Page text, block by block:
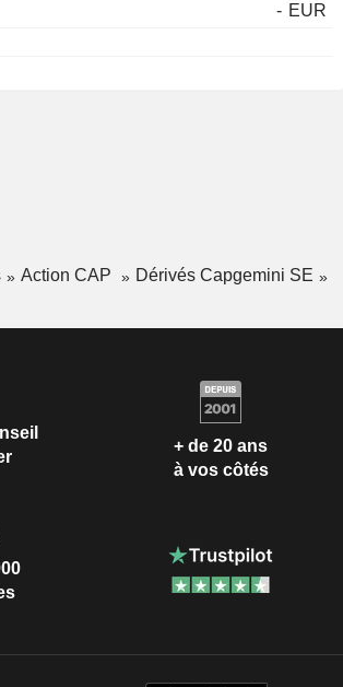
- EUR
Action CAP
Dérivés Capgemini SE
+ de 20 ans
à vos côtés